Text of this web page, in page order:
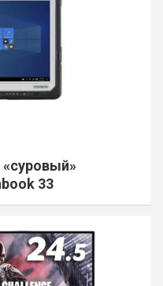
«суровый»
33